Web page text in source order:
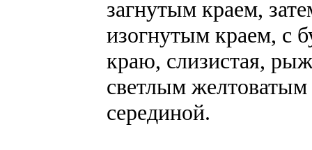
загнутым краем,
изогнутым краем, с
краю, слизистая,
светлым
серединой.